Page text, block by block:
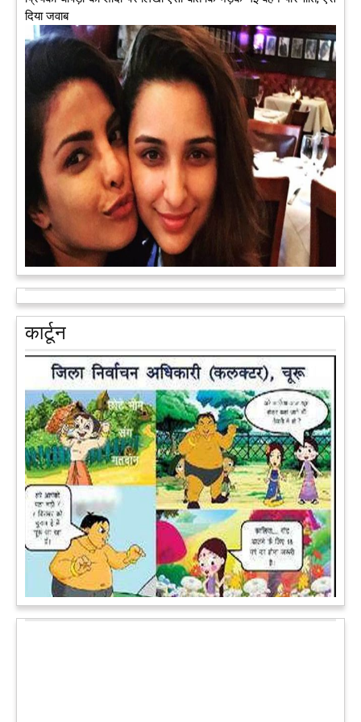
अब एक आइडिया बदलेगा हिमाचल के युवाओं की किस्मत, जानिए कैसे
हमीरपुर में अब एक आइडिया युवाओं की किस्मत बदलने जा रहा है। भारत
सरकार के स्टार्टअप मिशन के तहत सबंधित टीम मोबाइल वैन के जरिए पूरे
देश के कोने-कोने में घूमकर नए स्टार्ट अप स्थापित करने की चाह रखने
वाले युवाओं से संपर्क कर रही है।आगे पढ़ें
आरक्षण के विरोध में राजा भैया बोले, प्रमोशन का आधार गुणवत्ता और
वरिष्ठता हो, जाति नहीं
प्रतापगढ़ के कुंडा से बाहुबली विधायक रघुराज प्रताप सिंह उर्फ राजा भैया ने
शुक्रवार को लखनऊ में प्रेस कांफ्रेंस कर नई राजनीतिक पार्टी बनाने की
आधिकारिक घोषणा करते हुए पार्टी के मुद्दों के बारे में बताया.आगे पढ़ें
पेट पकड़ कर हंसने पर मजबूर हो जायेंगे आप जानवरों की ये अदाएं देखकर
कल्पना कीजिये उस दृश्य की, जिसमें कोई गिलहरी किसी मेंढक के साथ
लिप-लॉक कर रही हो। गिलहरी झूला झूल रही हो।आगे पढ़ें
दिया जवाब
कार्टून